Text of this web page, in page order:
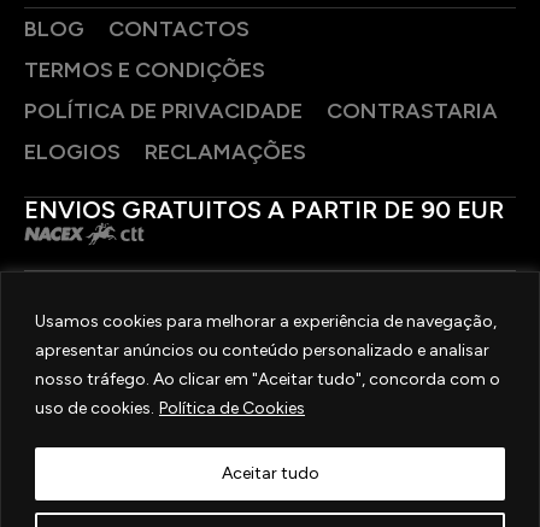
Usamos cookies para melhorar a experiência de navegação,
apresentar anúncios ou conteúdo personalizado e analisar
nosso tráfego. Ao clicar em "Aceitar tudo", concorda com o
uso de cookies. Política de Cookies
Aceitar tudo
BLOG
CONTACTOS
TERMOS E CONDIÇÕES
POLÍTICA DE PRIVACIDADE
CONTRASTARIA
ELOGIOS
RECLAMAÇÕES
ENVIOS GRATUITOS A PARTIR DE 90 EUR
SIGA-NOS
2025 © OURIVESARIA FRADIZELA